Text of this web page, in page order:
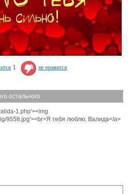
1 не нравится
остального
1.php'><img
9558.jpg'><br>Я тебя люблю, Валида</a>